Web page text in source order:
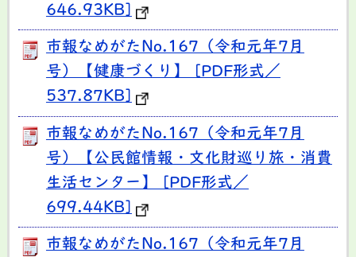
646.93KB]
市報なめがたNo.167（令和元年7月
号）【健康づくり】 [PDF形式／
537.87KB]
市報なめがたNo.167（令和元年7月
号）【公民館情報・文化財巡り旅・消費
生活センター】 [PDF形式／
699.44KB]
市報なめがたNo.167（令和元年7月